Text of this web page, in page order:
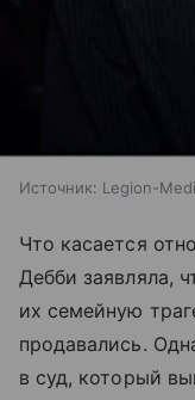
Источник: Legion-
Что касается
Дебби заявляла,
их семейную
продавались.
в суд, который